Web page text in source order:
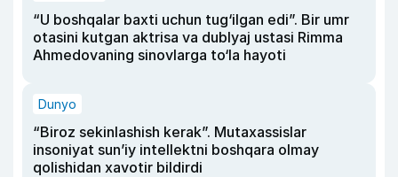
“U boshqalar baxti uchun tug‘ilgan edi”. Bir umr
otasini kutgan aktrisa va dublyaj ustasi Rimma
Ahmedovaning sinovlarga to‘la hayoti
Dunyo
“Biroz sekinlashish kerak”. Mutaxassislar
insoniyat sun’iy intellektni boshqara olmay
qolishidan xavotir bildirdi